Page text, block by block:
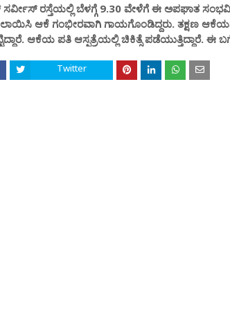
ರಸ್ತೆಯಲ್ಲಿ ಬೆಳಗ್ಗೆ 9.30 ವೇಳೆಗೆ ಈ ಅಪಘಾತ
ಆಕೆ ಗಂಭೀರವಾಗಿ ಗಾಯಗೊಂಡಿದ್ದರು. ತಕ್ಷಣ
ಆಕೆಯ ಪತಿ ಆಸ್ಪತ್ರೆಯಲ್ಲಿ ಚಿಕಿತ್ಸೆ ಪಡೆಯುತ್ತಿದ್ದಾರೆ. ಈ
Twitter